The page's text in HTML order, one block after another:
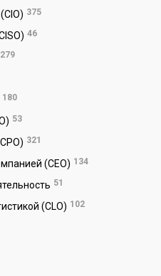
375
46
279
180
53
321
(CEO) 134
51
(CLO) 102